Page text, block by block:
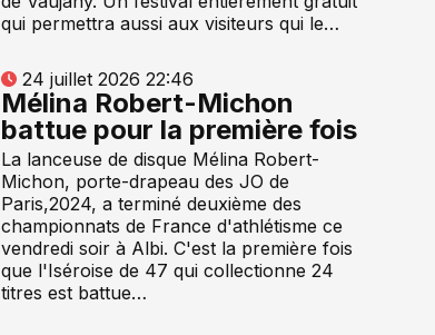
qui permettra aussi aux visiteurs qui le…
24 juillet 2026 22:46
Mélina Robert-Michon
battue pour la première fois
La lanceuse de disque Mélina Robert-
Michon, porte-drapeau des JO de
Paris,2024, a terminé deuxième des
championnats de France d'athlétisme ce
vendredi soir à Albi. C'est la première fois
que l'Iséroise de 47 qui collectionne 24
titres est battue…